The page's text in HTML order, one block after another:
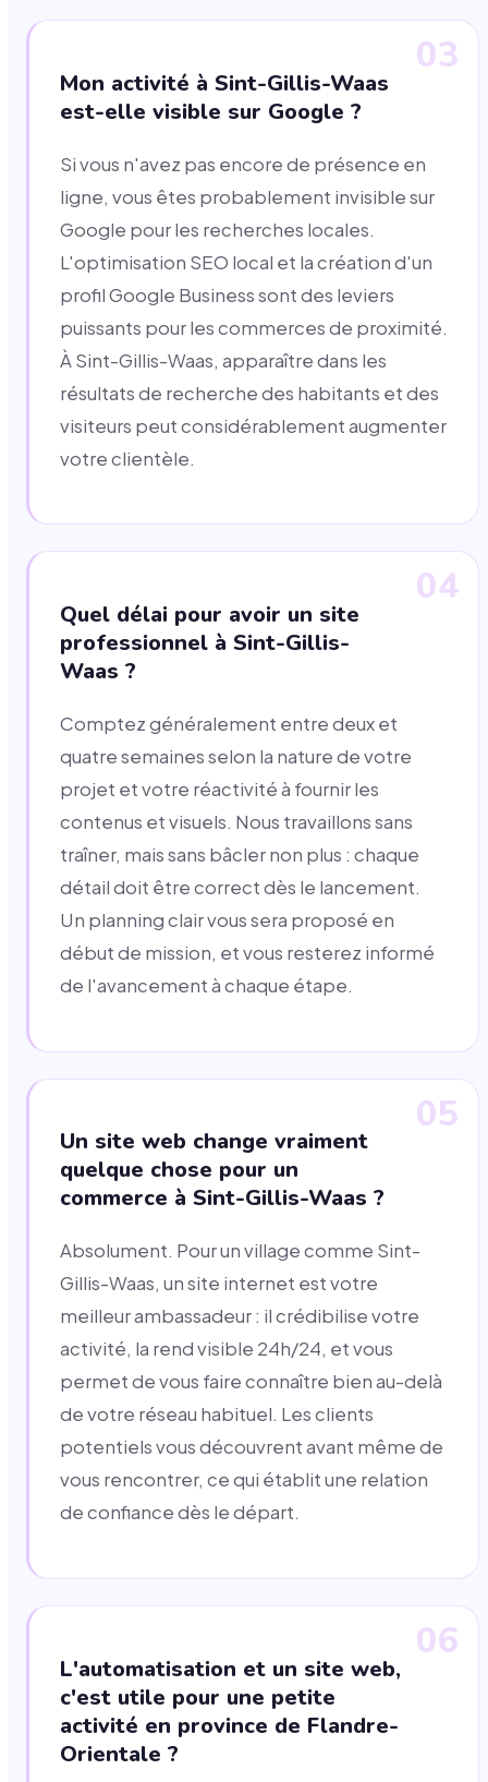
03
Mon activité à Sint-Gillis-Waas
est-elle visible sur Google ?
Si vous n'avez pas encore de présence en
ligne, vous êtes probablement invisible sur
Google pour les recherches locales.
L'optimisation SEO local et la création d'un
profil Google Business sont des leviers
puissants pour les commerces de proximité.
À Sint-Gillis-Waas, apparaître dans les
résultats de recherche des habitants et des
visiteurs peut considérablement augmenter
votre clientèle.
04
Quel délai pour avoir un site
professionnel à Sint-Gillis-
Waas ?
Comptez généralement entre deux et
quatre semaines selon la nature de votre
projet et votre réactivité à fournir les
contenus et visuels. Nous travaillons sans
traîner, mais sans bâcler non plus : chaque
détail doit être correct dès le lancement.
Un planning clair vous sera proposé en
début de mission, et vous resterez informé
de l'avancement à chaque étape.
05
Un site web change vraiment
quelque chose pour un
commerce à Sint-Gillis-Waas ?
Absolument. Pour un village comme Sint-
Gillis-Waas, un site internet est votre
meilleur ambassadeur : il crédibilise votre
activité, la rend visible 24h/24, et vous
permet de vous faire connaître bien au-delà
de votre réseau habituel. Les clients
potentiels vous découvrent avant même de
vous rencontrer, ce qui établit une relation
de confiance dès le départ.
06
L'automatisation et un site web,
c'est utile pour une petite
activité en province de Flandre-
Orientale ?